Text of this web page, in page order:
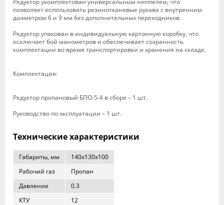
Редуктор укомплектован универсальным ниппелем, что
позволяет использовать резинотканевые рукава с внутренним
диаметром 6 и 9 мм без дополнительных переходников.
Редуктор упакован в индивидуальную картонную коробку, что
исключает бой манометров и обеспечивает сохранность
комплектации во время транспортировки и хранения на складе.
Комплектация:
Редуктор пропановый БПО-5-4 в сборе – 1 шт.
Руководство по эксплуатации – 1 шт.
Технические характеристики
Габариты, мм
140x130x100
Рабочий газ
Пропан
Давление
0.3
КТУ
12